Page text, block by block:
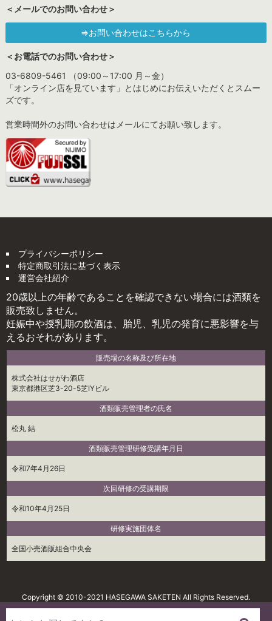
＜メールでのお問い合わせ＞
⇒お問い合わせはこちらから
＜お電話でのお問い合わせ＞
03-6809-5461 （09:00～17:00 月～金）
「オンライン店を見ています」とはじめにお伝えいただくとスムー
ズです。
営業時間外のお問い合わせはメールにてお願い致します。
プライバシーポリシー
特定商取引法に基づく表示
運営会社紹介
20歳以上の年齢であることを確認できない場合には酒類を
販売致しません。
妊娠中や授乳期の飲酒は、胎児、乳児の発育に悪影響を与
えるおそれがあります。
販売場の名称及び所在地
株式会社はせがわ酒店
東京都港区芝3-20-5芝IYビル
酒類販売管理者の氏名
松丸 結
酒類販売管理研修受講年月日
令和7年4月26日
次回研修の受講期限
令和10年4月25日
研修実施団体名
全国小売酒販組合中央会
Copyright © 2010-2021 HASEGAWA SAKETEN All Rights Reserved.